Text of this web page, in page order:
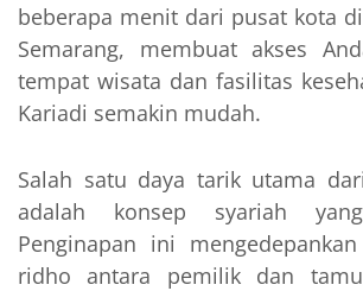
beberapa menit dari pusat kota
Semarang, membuat akses
tempat wisata dan fasilitas
Kariadi semakin mudah.
Salah satu daya tarik utama
adalah konsep syariah
Penginapan ini
ridho antara pemilik dan